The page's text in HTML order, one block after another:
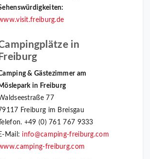
in
Freiburg
& Gästezimmer am
in Freiburg
77
Freiburg im Breisgau
Telefon. +49 (0) 761 767 9333
Mail: info@camping-freiburg.com
freiburg.com